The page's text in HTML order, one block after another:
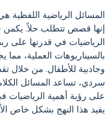
المسائل الرياضية اللفظية
إنها قصص تتطلب حلاً. يكمن
الرياضيات في قدرتها على
بالسيناريوهات العملية، مما
وجاذبية للأطفال. من خلال
سردي، تساعد المسائل
على رؤية أهمية الرياضيات
يفيد هذا النهج بشكل خاص